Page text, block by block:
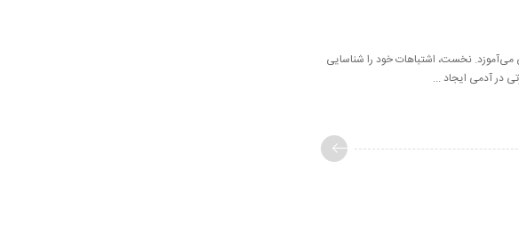
می‌آموزد. نخست، اشتباهات خود را شناسایی
در آدمی ایجاد ...